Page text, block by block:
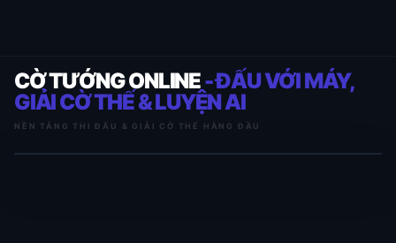
CỜ TƯỚNG ONLINE- ĐẤU VỚI MÁY,
GIẢI CỜ THẾ & LUYỆN AI
NỀN TẢNG THI ĐẤU & GIẢI CỜ THẾ HÀNG ĐẦU